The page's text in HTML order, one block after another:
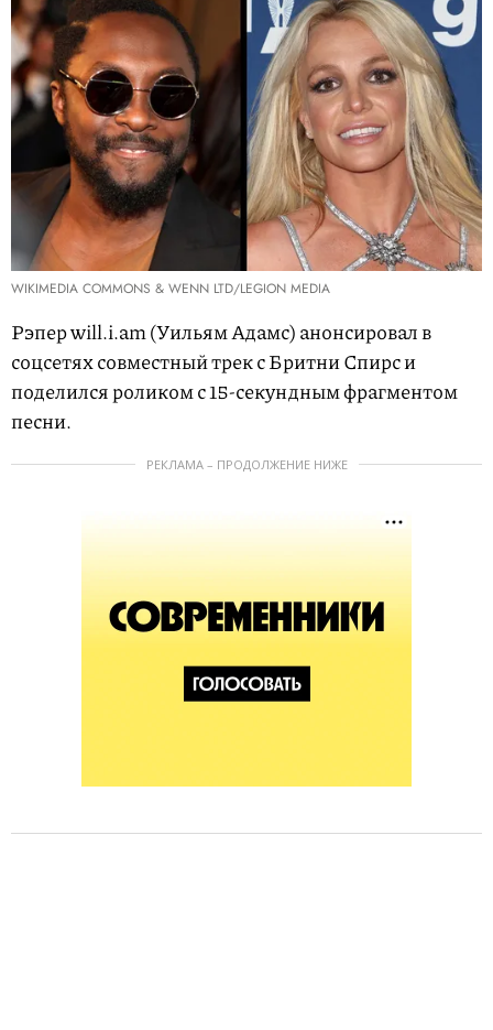
WIKIMEDIA COMMONS & WENN LTD/LEGION MEDIA
Рэпер will.i.am (Уильям Адамс) анонсировал в
соцсетях совместный трек с Бритни Спирс и
поделился роликом с 15-секундным фрагментом
песни.
РЕКЛАМА – ПРОДОЛЖЕНИЕ НИЖЕ